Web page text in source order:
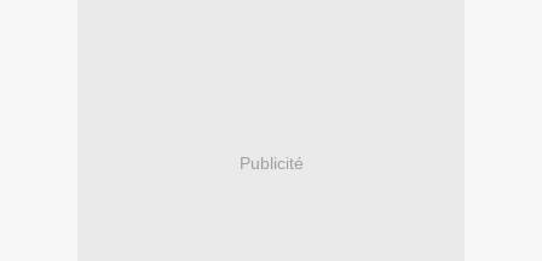
Publicité